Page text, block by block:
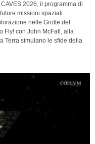
2026, il programma di
missioni spaziali
nelle Grotte del
Fly! con John McFall, alla
Terra simulano le sfide della